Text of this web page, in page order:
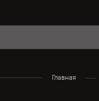
Главная